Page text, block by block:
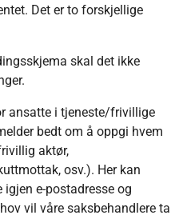
Det er to forskjellige
skal det ikke
ansatte i tjeneste/frivillige
bedt om å oppgi hvem
aktør,
osv.). Her kan
igjen e-postadresse og
vil våre saksbehandlere ta